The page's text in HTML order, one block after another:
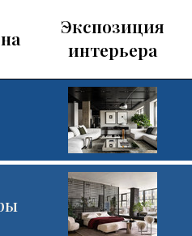
Экспозиция
интерьера